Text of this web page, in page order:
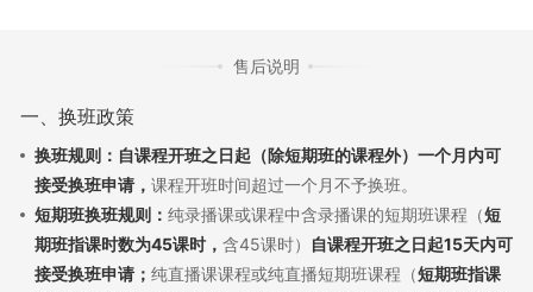
售后说明
一、换班政策
换班规则：自课程开班之日起（除短期班的课程外）一个月内可
接受换班申请， 课程开班时间超过一个月不予换班。
短期班换班规则： 纯录播课或课程中含录播课的短期班课程（短
期班指课时数为45课时， 含45课时）
自课程开班之日起15天内可
接受换班申请； 纯直播课课程或纯直播短期班课程（短期班指课